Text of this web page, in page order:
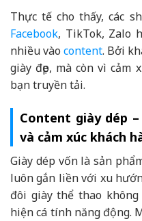
Thực tế cho thấy, các
Facebook, TikTok, Zalo
nhiều vàocontent. Bởi
giày đẹp, mà còn vì cảm
bạn truyền tải.
Content giày dép
và cảm xúc khách
Giày dép vốn là sản
luôn gắn liền với xu
đôi giày thể thao
hiện cá tính năng động.